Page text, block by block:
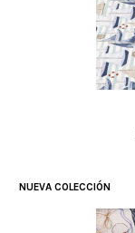
NUEVA COLECCIÓN